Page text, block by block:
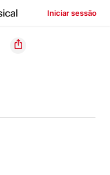
Iniciar sessão